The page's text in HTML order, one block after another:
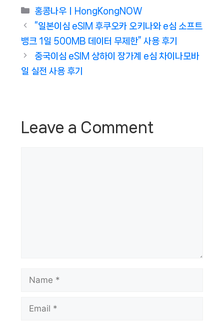
Categories
홍콩나우ㅣHongKongNOW
“일본이심 eSIM 후쿠오카 오키나와 e심 소프트
뱅크 1일 500MB 데이터 무제한” 사용 후기
중국이심 eSIM 상하이 장가계 e심 차이나모바
일 실전 사용 후기
Leave a Comment
Name
Email